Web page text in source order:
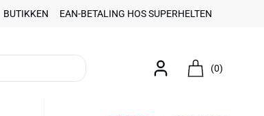
BUTIKKEN EAN-BETALING HOS SUPERHELTEN
(0)